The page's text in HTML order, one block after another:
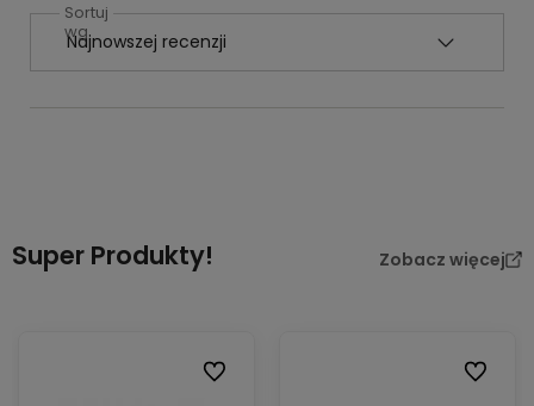
Sortuj
wg
Super Produkty! Zobacz więcej
Do ulubionych Do